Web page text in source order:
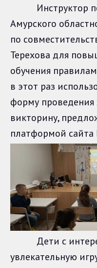
Инструктор
Амурского
по
Терехова для
обучения
в этот раз
форму проведения
викторину,
платформой
Дети с
увлекательную